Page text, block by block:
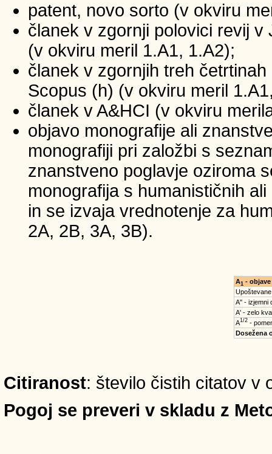
patent, novo sorto (v okviru
članek v zgornji polovici revij
(v okviru meril 1.A1, 1.A2);
članek v zgornjih treh
Scopus (h) (v okviru meril
članek v A&HCI (v okviru
objavo monografije ali
monografiji pri založbi s
znanstveno poglavje oziroma
monografija s humanističnih
in se izvaja vrednotenje za
2A, 2B, 3A, 3B).
A1 - objave
A'' - izjemni
A' - zelo
A1/2-
Dosežena
Citiranost: število čistih citatov v
Pogoj se preveri v skladu z